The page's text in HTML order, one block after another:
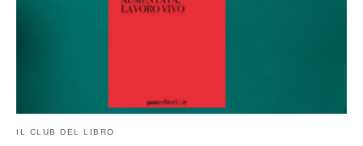
IL CLUB DEL LIBRO